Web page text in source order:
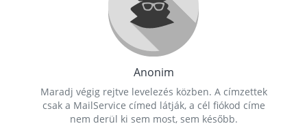
Anonim
Maradj végig rejtve levelezés közben. A címzettek
csak a MailService címed látják, a cél fiókod címe
nem derül ki sem most, sem később.